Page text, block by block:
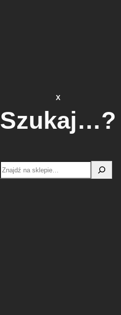
X
Szukaj…?
Search